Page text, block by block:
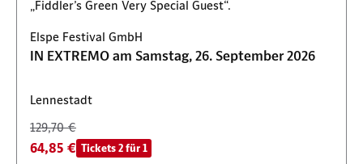
Elspe Festival GmbH
IN EXTREMO am Samstag, 26. September 2026
Lennestadt
129,70 €
64,85 € Tickets 2 für 1